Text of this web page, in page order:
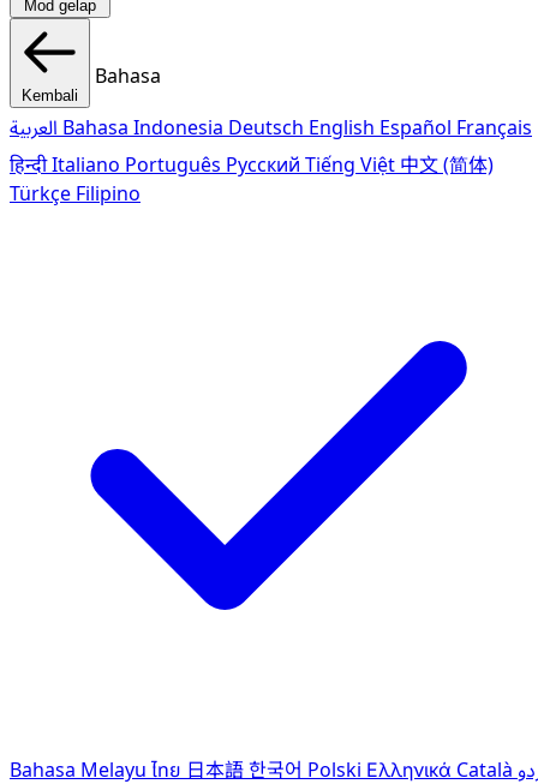
Mod gelap
Kembali
Bahasa
Bahasa Indonesia Deutsch English Español Français
हिन्दीItaliano Português Pусский Tiếng Việt 中文 (简体)
Türkçe Filipino
Bahasa Melayu ไทย 日本語한국어 Polski Ελληνικά Català